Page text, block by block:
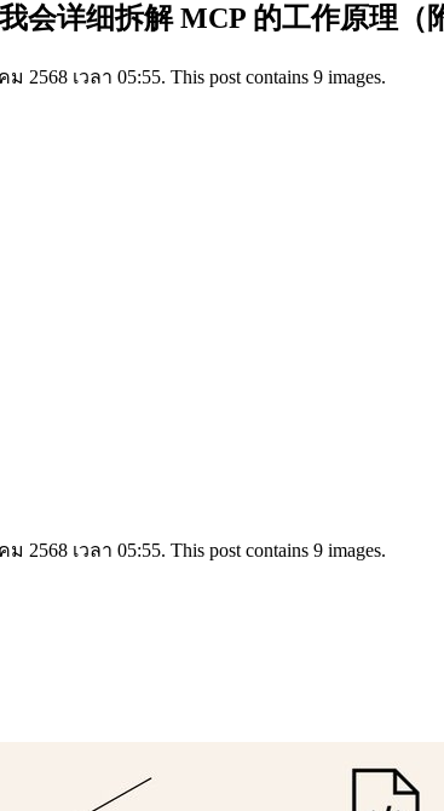
会详细拆解 MCP 的工作原理（
2568 เวลา 05:55. This post contains 9 images.
2568 เวลา 05:55. This post contains 9 images.